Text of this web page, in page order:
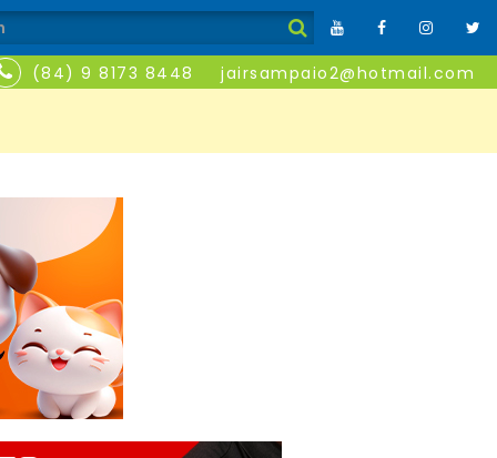
(84) 9 8173 8448 jairsampaio2@hotmail.com